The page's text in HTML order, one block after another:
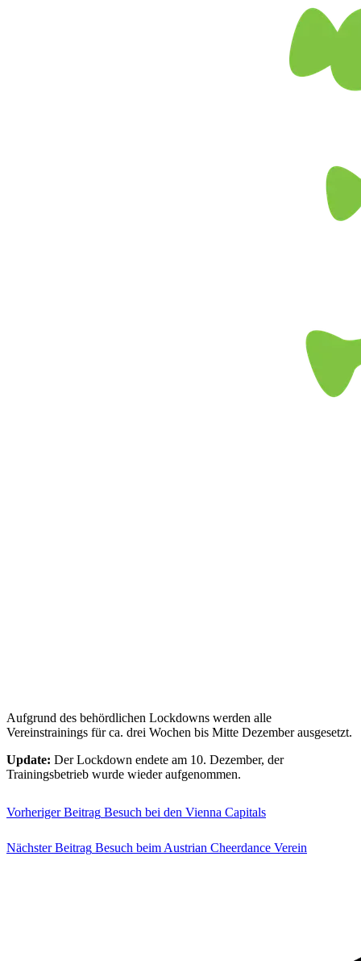
Aufgrund des behördlichen Lockdowns werden alle
Vereinstrainings für ca. drei Wochen bis Mitte Dezember ausgesetzt.
Update: Der Lockdown endete am 10. Dezember, der
Trainingsbetrieb wurde wieder aufgenommen.
Vorheriger Beitrag Besuch bei den Vienna Capitals
Nächster Beitrag Besuch beim Austrian Cheerdance Verein